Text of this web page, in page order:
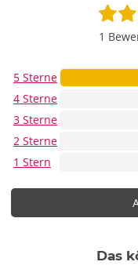
dazwischen passt
Einstieg, gerade
1
5 Sterne
4 Sterne
3 Sterne
2 Sterne
1 Stern
Das